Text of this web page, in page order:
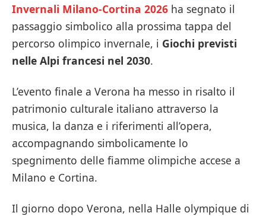
Invernali Milano-Cortina 2026 ha segnato il
passaggio simbolico alla prossima tappa del
percorso olimpico invernale, i Giochi previsti
nelle Alpi francesi nel 2030.
L’evento finale a Verona ha messo in risalto il
patrimonio culturale italiano attraverso la
musica, la danza e i riferimenti all’opera,
accompagnando simbolicamente lo
spegnimento delle fiamme olimpiche accese a
Milano e Cortina.
Il giorno dopo Verona, nella Halle olympique di